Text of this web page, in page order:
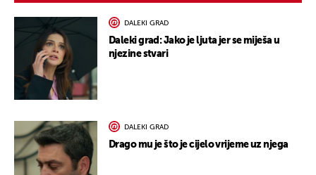
DALEKI GRAD
Daleki grad: Jako je ljuta jer se miješa u
njezine stvari
DALEKI GRAD
Drago mu je što je cijelo vrijeme uz njega